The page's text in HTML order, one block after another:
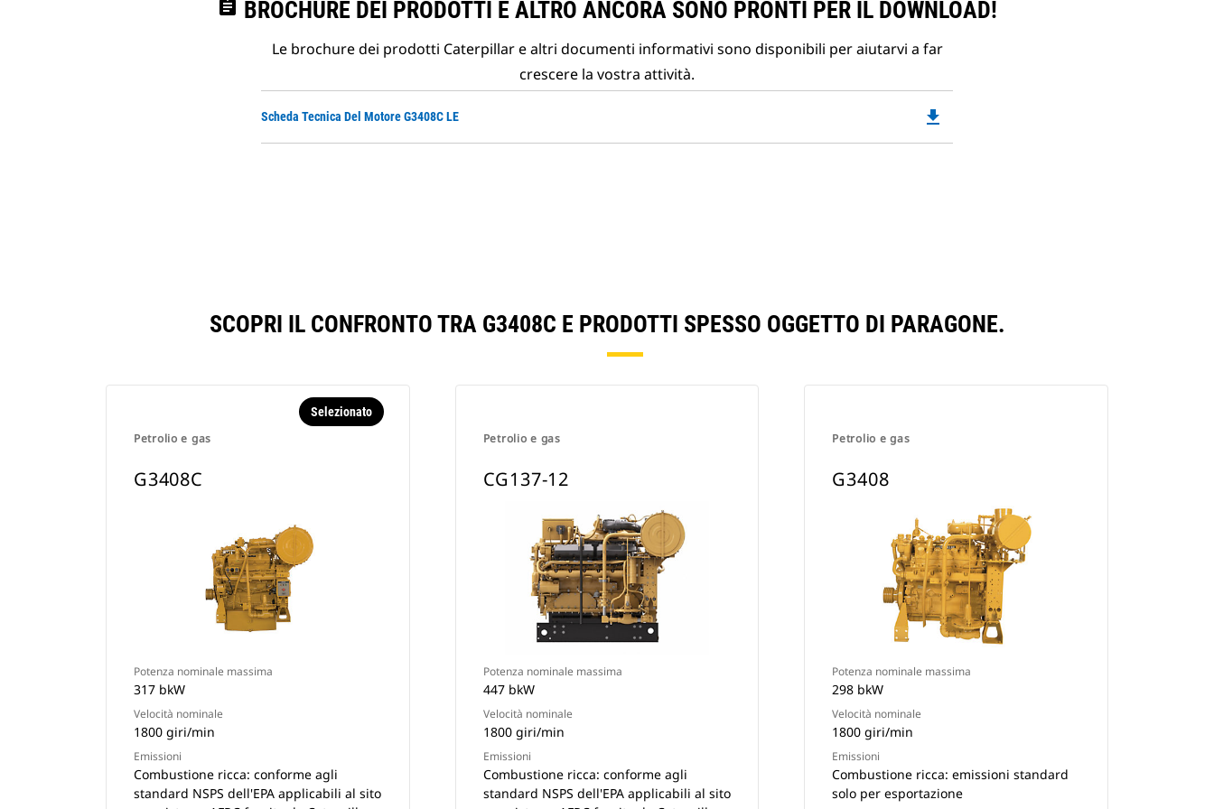
assignment BROCHURE DEI PRODOTTI E ALTRO ANCORA SONO PRONTI PER IL DOWNLOAD!
Le brochure dei prodotti Caterpillar e altri documenti informativi sono disponibili per aiutarvi a far
crescere la vostra attività.
Scheda Tecnica Del Motore G3408C LE file_download
SCOPRI IL CONFRONTO TRA G3408C E PRODOTTI SPESSO OGGETTO DI PARAGONE.
Petrolio e gas
Selezionato
G3408C
Potenza nominale massima
317 bkW
Velocità nominale
1800 giri/min
Emissioni
Combustione ricca: conforme agli
standard NSPS dell'EPA applicabili al sito
Petrolio e gas
CG137-12
Potenza nominale massima
447 bkW
Velocità nominale
1800 giri/min
Emissioni
Combustione ricca: conforme agli
standard NSPS dell'EPA applicabili al sito
Petrolio e gas
G3408
Potenza nominale massima
298 bkW
Velocità nominale
1800 giri/min
Emissioni
Combustione ricca: emissioni standard
solo per esportazione